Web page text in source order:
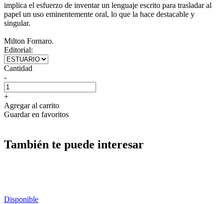
implica el esfuerzo de inventar un lenguaje escrito para trasladar al
papel un uso eminentemente oral, lo que la hace destacable y
singular.
Milton Fornaro.
Editorial:
Cantidad
-
+
Agregar al carrito
Guardar en favoritos
También te puede interesar
Disponible